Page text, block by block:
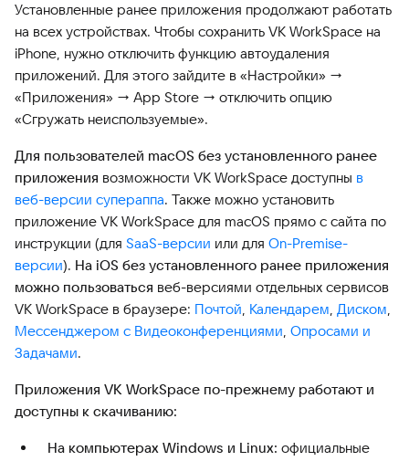
Установленные ранее приложения продолжают работать
на всех устройствах. Чтобы сохранить VK WorkSpace на
iPhone, нужно отключить функцию автоудаления
приложений. Для этого зайдите в «Настройки» →
«Приложения» → App Store → отключить опцию
«Сгружать неиспользуемые».
Для пользователей macOS без установленного ранее
приложения возможности VK WorkSpace доступны в
веб-версии супераппа. Также можно установить
приложение VK WorkSpace для macOS прямо с сайта по
инструкции (для SaaS-версии или для On-Premise-
версии). На iOS без установленного ранее приложения
можно пользоваться веб-версиями отдельных сервисов
VK WorkSpace в браузере: Почтой, Календарем, Диском,
Мессенджером с Видеоконференциями, Опросами и
Задачами.
Приложения VK WorkSpace по-прежнему работают и
доступны к скачиванию:
На компьютерах Windows и Linux: официальные